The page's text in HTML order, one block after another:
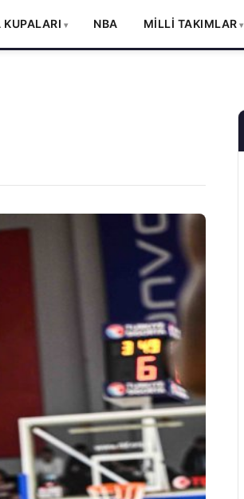
KUPALARI NBA MİLLİ TAKIMLAR